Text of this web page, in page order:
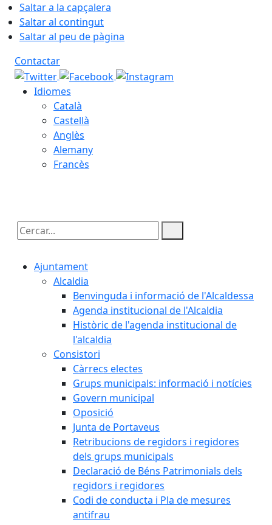
Saltar a la capçalera
Saltar al contingut
Saltar al peu de pàgina
Contactar
Idiomes
Català
Castellà
Anglès
Alemany
Francès
Cercar:
Ajuntament
Alcaldia
Benvinguda i informació de l'Alcaldessa
Agenda institucional de l'Alcaldia
Històric de l'agenda institucional de
l'alcaldia
Consistori
Càrrecs electes
Grups municipals: informació i notícies
Govern municipal
Oposició
Junta de Portaveus
Retribucions de regidors i regidores
dels grups municipals
Declaració de Béns Patrimonials dels
regidors i regidores
Codi de conducta i Pla de mesures
antifrau